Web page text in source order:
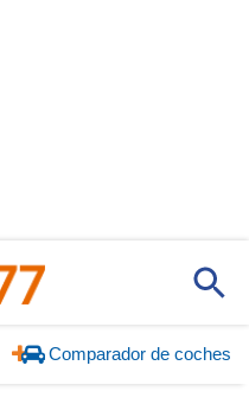
Comparador de coches